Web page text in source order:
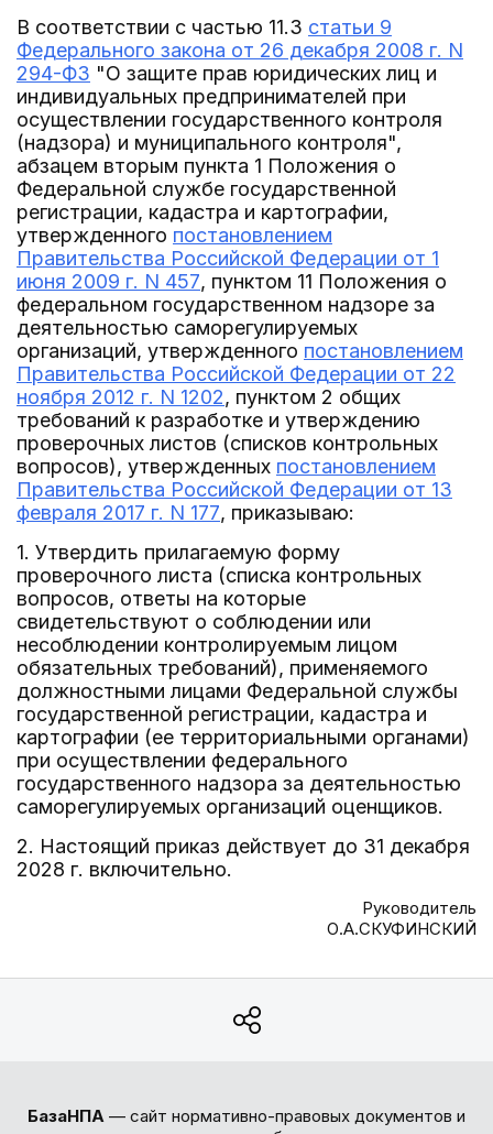
В соответствии с частью 11.3 статьи 9
Федерального закона от 26 декабря 2008 г. N
294-ФЗ "О защите прав юридических лиц и
индивидуальных предпринимателей при
осуществлении государственного контроля
(надзора) и муниципального контроля",
абзацем вторым пункта 1 Положения о
Федеральной службе государственной
регистрации, кадастра и картографии,
утвержденного постановлением
Правительства Российской Федерации от 1
июня 2009 г. N 457, пунктом 11 Положения о
федеральном государственном надзоре за
деятельностью саморегулируемых
организаций, утвержденного постановлением
Правительства Российской Федерации от 22
ноября 2012 г. N 1202, пунктом 2 общих
требований к разработке и утверждению
проверочных листов (списков контрольных
вопросов), утвержденных постановлением
Правительства Российской Федерации от 13
февраля 2017 г. N 177, приказываю:
1. Утвердить прилагаемую форму
проверочного листа (списка контрольных
вопросов, ответы на которые
свидетельствуют о соблюдении или
несоблюдении контролируемым лицом
обязательных требований), применяемого
должностными лицами Федеральной службы
государственной регистрации, кадастра и
картографии (ее территориальными органами)
при осуществлении федерального
государственного надзора за деятельностью
саморегулируемых организаций оценщиков.
2. Настоящий приказ действует до 31 декабря
2028 г. включительно.
Руководитель
О.А.СКУФИНСКИЙ
БазаНПА — сайт нормативно-правовых документов и